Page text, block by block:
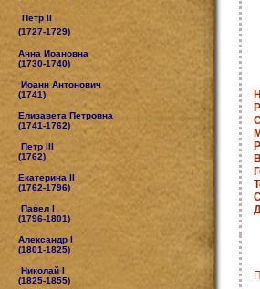
Петр II
(1727-1729)
Анна Иоановна
(1730-1740)
Иоанн Антонович
(1741)
Елизавета Петровна
(1741-1762)
Петр III
(1762)
Екатерина II
(1762-1796)
Павел I
(1796-1801)
Александр I
(1801-1825)
Николай I
(1825-1855)